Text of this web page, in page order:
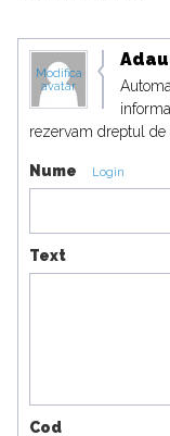
Modifica
avatar
rezervam dreptul de
Nume Login
Text
Cod